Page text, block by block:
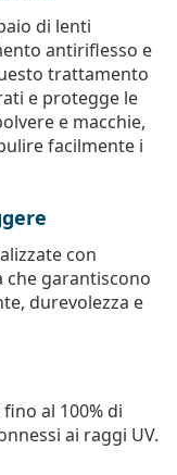
di lenti
antiriflesso e
trattamento
e protegge le
e macchie,
facilmente i
con
che garantiscono
durevolezza e
al 100% di
ai raggi UV.